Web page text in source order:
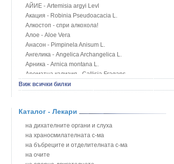
АЙИЕ - Artemisia argyi Levl
Акация - Robinia Pseudoacacia L.
Алкостоп - спри алкохола!
Алое - Aloe Vera
Анасон - Pimpinela Anisum L.
Ангелика - Angelica Archangelica L.
Арника - Arnica montana L.
Ароматна кализия - Callisia Fragans
Арония - Sorbus melanocorpa
Блатен аир - Acorus calamus L.
Блатен тъжник - Spirea ulmaria L.
Блян
Бобови шушулки - Phaseolus Vulgaris L.
Божур - Paeonia Decora
Борови връхчета - Pinus sylvestris
Виж всички билки
Каталог - Лекари
на дихателните органи и слуха
на храносмилателната с-ма
на бъбреците и отделителната с-ма
на очите